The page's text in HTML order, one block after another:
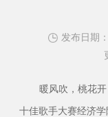
发布日期
暖风吹，桃花
十佳歌手大赛经济